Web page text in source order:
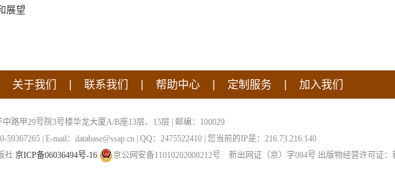
展望
关于我们 联系我们 帮助中心 定制服务 加入我们
路甲29号院3号楼华龙大厦A/B座13层、15层 | 邮编：100029
| E-mail：database@ssap.cn | QQ：2475522410 | 您当前的IP是： 216.73.216.140
社 京ICP备06036494号-16 京公网安备11010202008212号 新出网证（京）字094号 出版物经营许可证：